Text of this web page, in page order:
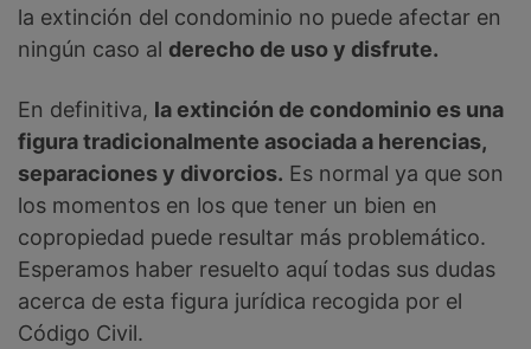
la extinción del condominio no puede afectar en
ningún caso al derecho de uso y disfrute.
En definitiva, la extinción de condominio es una
figura tradicionalmente asociada a herencias,
separaciones y divorcios. Es normal ya que son
los momentos en los que tener un bien en
copropiedad puede resultar más problemático.
Esperamos haber resuelto aquí todas sus dudas
acerca de esta figura jurídica recogida por el
Código Civil.